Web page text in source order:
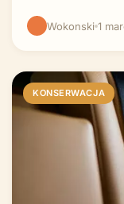
Wokonski 1
KONSERWACJA